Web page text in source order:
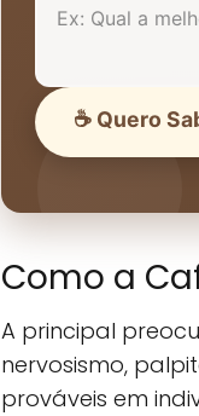
☕ Quero
Como a
A principal
nervosismo,
prováveis em